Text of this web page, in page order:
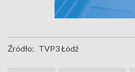
Źródło: TVP3 Łódź